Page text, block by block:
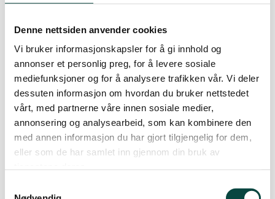
Denne nettsiden anvender cookies
Vi bruker informasjonskapsler for å gi innhold og
annonser et personlig preg, for å levere sosiale
mediefunksjoner og for å analysere trafikken vår. Vi deler
dessuten informasjon om hvordan du bruker nettstedet
vårt, med partnerne våre innen sosiale medier,
annonsering og analysearbeid, som kan kombinere den
med annen informasjon du har gjort tilgjengelig for dem,
eller som de har samlet inn gjennom din bruk av
Tips til hva dere kan dele på Instagram:
Bilder av natur og aktiviteter:Del flotte
bilder av naturen i lokalmiljøet, enten det er
landskap, dyreliv, eller prosjekter dere jobber
med. Bilder fra arrangementer og dugnader
gir også et innblikk i arbeidet dere gjør. Se
tips til hvordan lage gode videoer og ta fine